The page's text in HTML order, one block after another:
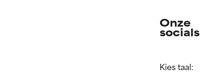
Onze
socials
Kies taal: